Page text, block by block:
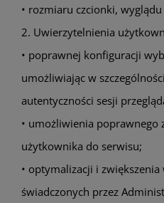
• rozmiaru czcionki,
2. Uwierzytelnienia
• poprawnej konfiguracji
umożliwiając w
autentyczności sesji
• umożliwienia poprawnego
użytkownika do serwisu;
• optymalizacji i zwiększenia
świadczonych przez